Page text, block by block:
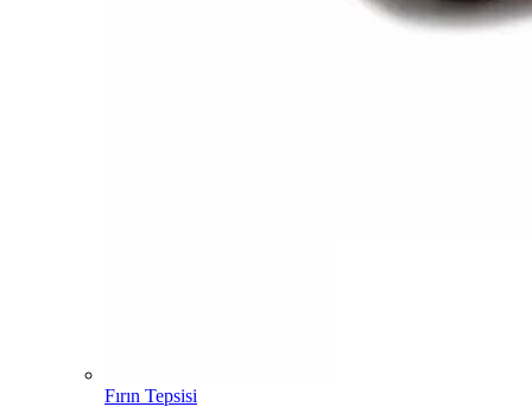
Fırın Tepsisi